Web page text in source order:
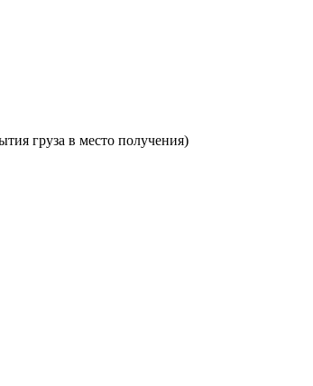
груза в место получения)